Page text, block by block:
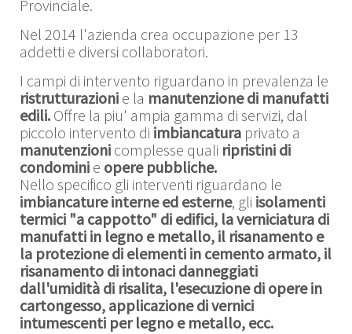
Provinciale.
Nel 2014 l'azienda crea occupazione per 13
addetti e diversi collaboratori.
I campi di intervento riguardano in prevalenza le
ristrutturazioni e la manutenzione di manufatti
edili. Offre la piu' ampia gamma di servizi, dal
piccolo intervento di imbiancatura privato a
manutenzioni complesse quali ripristini di
condomini e opere pubbliche.
Nello specifico gli interventi riguardano le
imbiancature interne ed esterne, gli isolamenti
termici "a cappotto" di edifici, la verniciatura di
manufatti in legno e metallo, il risanamento e
la protezione di elementi in cemento armato, il
risanamento di intonaci danneggiati
dall'umidità di risalita, l'esecuzione di opere in
cartongesso, applicazione di vernici
intumescenti per legno e metallo, ecc.